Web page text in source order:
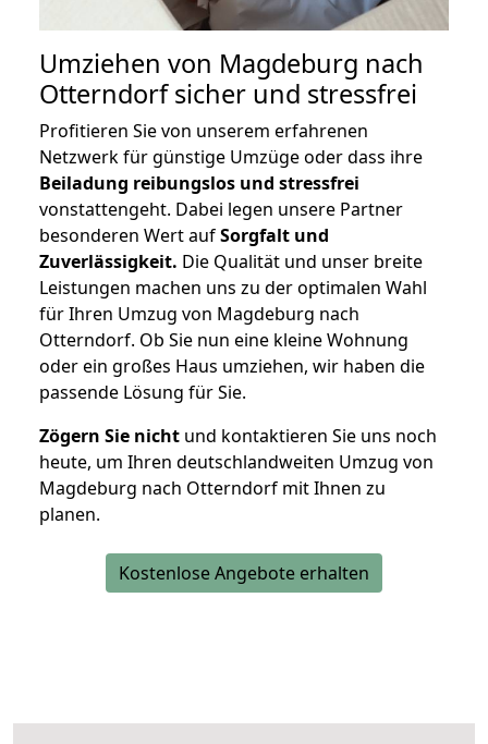
Umziehen von Magdeburg nach
Otterndorfsicher und stressfrei
Profitieren Sie von unserem erfahrenen
Netzwerk für günstige Umzüge oder dass ihre
Beiladung reibungslos und stressfrei
vonstattengeht. Dabei legen unsere Partner
besonderen Wert aufSorgfalt und
Zuverlässigkeit. Die Qualität und unser breite
Leistungen machen uns zu der optimalen Wahl
für Ihren Umzug von Magdeburg nach
Otterndorf. Ob Sie nun eine kleine Wohnung
oder ein großes Haus umziehen, wir haben die
passende Lösung für Sie.
Zögern Sie nicht und kontaktieren Sie uns noch
heute, um Ihren deutschlandweiten Umzug von
Magdeburg nach Otterndorf mit Ihnen zu
planen.
Kostenlose Angebote erhalten